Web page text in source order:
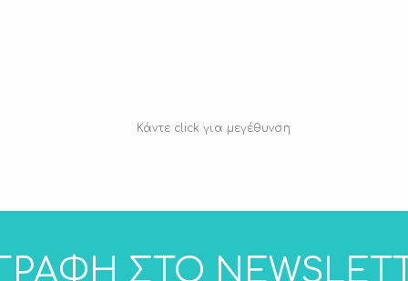
Κάντε click για μεγέθυνση
ΣΤΟ